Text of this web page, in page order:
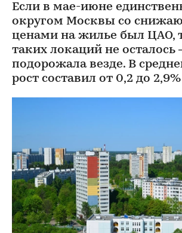
Если в мае-июне
округом Москвы со
ценами на жилье был ЦАО,
таких локаций не
подорожала везде. В
рост составил от 0,2 до 2,9%